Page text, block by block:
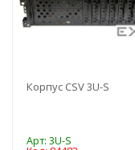
Корпус CSV 3U-S
Арт: 3U-S